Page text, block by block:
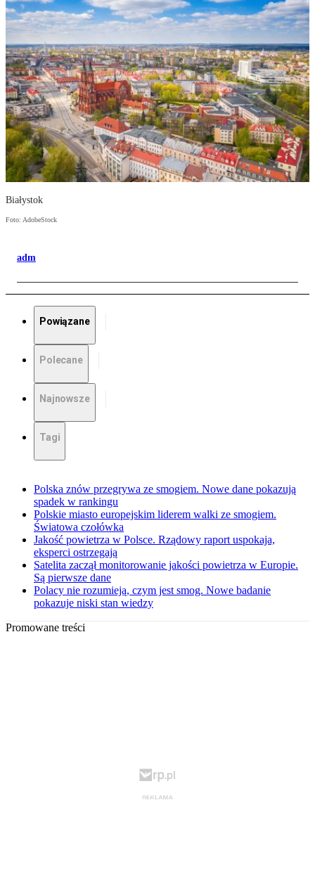
Białystok
Foto: AdobeStock
adm
Powiązane
Polecane
Najnowsze
Tagi
Polska znów przegrywa ze smogiem. Nowe dane pokazują
spadek w rankingu
Polskie miasto europejskim liderem walki ze smogiem.
Światowa czołówka
Jakość powietrza w Polsce. Rządowy raport uspokaja,
eksperci ostrzegają
Satelita zaczął monitorowanie jakości powietrza w Europie.
Są pierwsze dane
Polacy nie rozumieją, czym jest smog. Nowe badanie
pokazuje niski stan wiedzy
Promowane treści